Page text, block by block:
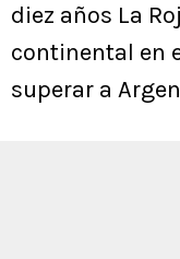
diez años La
continental en
superar a